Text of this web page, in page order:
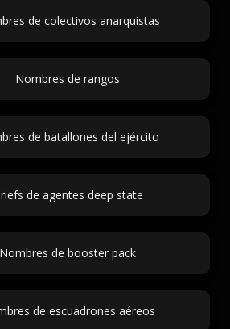
de colectivos anarquistas
Nombres de rangos
de batallones del ejército
de agentes deep state
Nombres de booster pack
de escuadrones aéreos